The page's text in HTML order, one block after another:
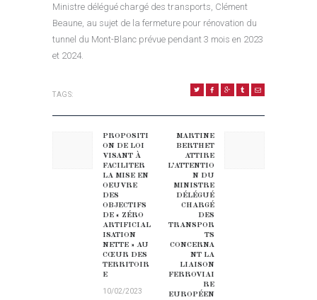
Ministre délégué chargé des transports, Clément
Beaune, au sujet de la fermeture pour rénovation du
tunnel du Mont-Blanc prévue pendant 3 mois en 2023
et 2024.
TAGS:
Previous post:
PROPOSITI
ON DE LOI
VISANT À
FACILITER
LA MISE EN
OEUVRE
DES
OBJECTIFS
DE « ZÉRO
ARTIFICIAL
ISATION
NETTE » AU
CŒUR DES
TERRITOIR
E
10/02/2023
Next post:
MARTINE
BERTHET
ATTIRE
L’ATTENTIO
N DU
MINISTRE
DÉLÉGUÉ
CHARGÉ
DES
TRANSPOR
TS
CONCERNA
NT LA
LIAISON
FERROVIAI
RE
EUROPÉEN